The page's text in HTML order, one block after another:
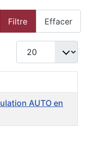
Filtre Effacer
Afficher #
AUTO en